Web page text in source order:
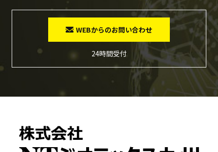
WEBからのお問い合わせ
24時間受付